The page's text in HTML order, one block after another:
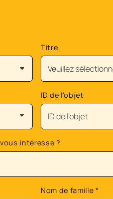
Titre
ID de l'objet
intéresse ?
Nom de famille *